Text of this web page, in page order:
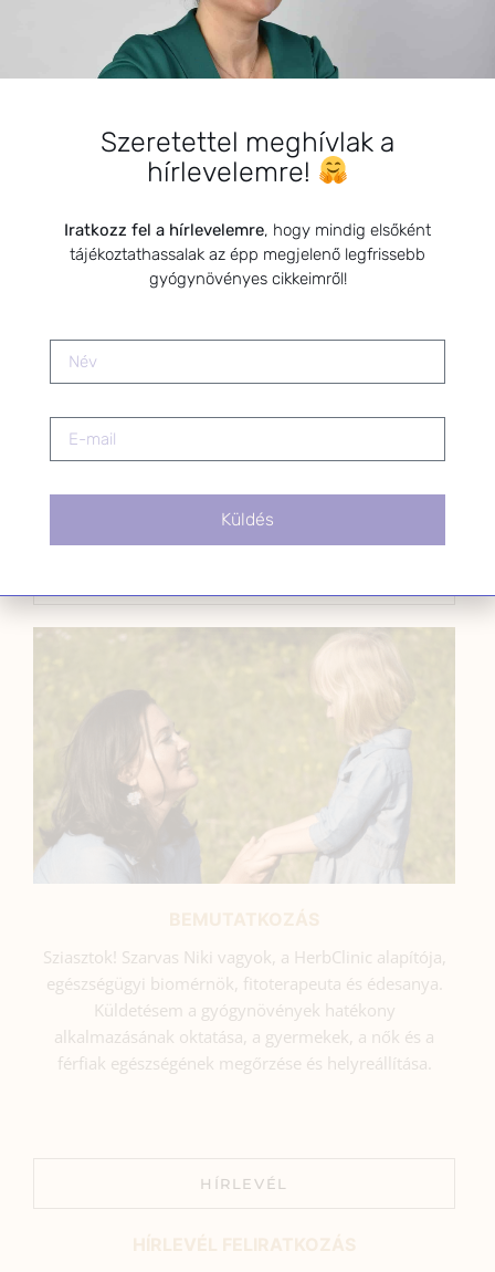
A csodatévő hagymák
2020.11.12.
Vizesedés és puffadás
menstruáció előtt – A női ciklus
Ajakherpesz kezelése
– tudományos gyógynövényes
2025.09.08.
Sziasztok! Szarvas Niki vagyok, a HerbClinic alapítója,
egészségügyi biomérnök, fitoterapeuta és édesanya.
Küldetésem a gyógynövények hatékony
alkalmazásának oktatása, a gyermekek, a nők és a
férfiak egészségének megőrzése és helyreállítása.
HÍRLEVÉL
Szeretettel meghívlak a
hírlevelemre!
Iratkozz fel a hírlevelemre, hogy mindig elsőként
tájékoztathassalak az épp megjelenő legfrissebb
gyógynövényes cikkeimről!
Küldés